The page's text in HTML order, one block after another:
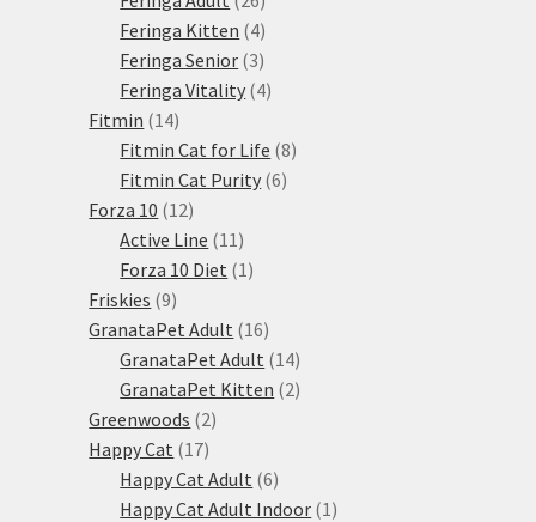
produktů
Feringa Kitten 44
produkty
Feringa Senior 33
produkty
Feringa Vitality 44
Fitmin 1414
produktů
Fitmin Cat for Life 88
Fitmin Cat Purity 66
Forza 10 1212
produktů
Active Line 11 11
produktů
Forza 10 Diet 1 1
Friskies 99
produktů
GranataPet Adult 1616
produktů
GranataPet Adult 1414
produktů
GranataPet Kitten 22
Greenwoods 22
Happy Cat 1717
produktů
Happy Cat Adult 66
produktů
Happy Cat Adult Indoor 1 1